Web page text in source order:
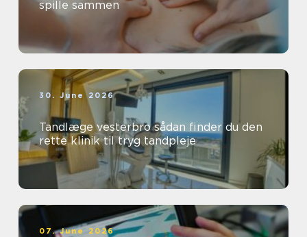
spille sammen
30. June 2026
Tandlæge vesterbro sådan finder du den
rette klinik til tryg tandpleje
07. June 2026